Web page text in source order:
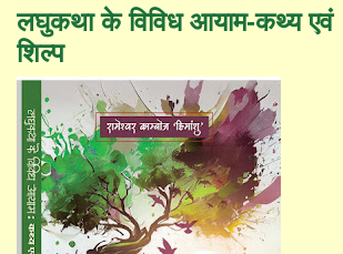
लघुकथा के विविध आयाम-कथ्य एवं
शिल्प